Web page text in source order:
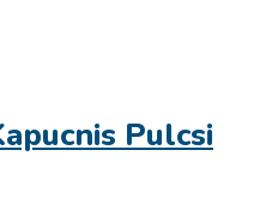
Pulcsi